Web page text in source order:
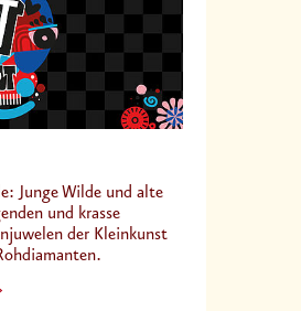
Junge Wilde und alte
und krasse
der Kleinkunst